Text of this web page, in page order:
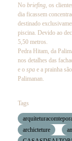
No briefing , os
dia ficassem
destinado
piscina. Devido ao
5,50 metros.
Pedra Hitam, da
nos detalhes das
e o spa e a prainha
Palimanan.
Tags
archicteture